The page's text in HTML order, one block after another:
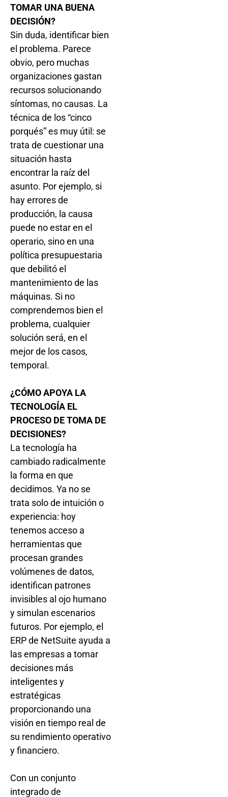
TOMAR UNA BUENA
DECISIÓN?
Sin duda, identificar bien
el problema. Parece
obvio, pero muchas
organizaciones gastan
recursos solucionando
síntomas, no causas. La
técnica de los “cinco
porqués” es muy útil: se
trata de cuestionar una
situación hasta
encontrar la raíz del
asunto. Por ejemplo, si
hay errores de
producción, la causa
puede no estar en el
operario, sino en una
política presupuestaria
que debilitó el
mantenimiento de las
máquinas. Si no
comprendemos bien el
problema, cualquier
solución será, en el
mejor de los casos,
temporal.
¿CÓMO APOYA LA
TECNOLOGÍA EL
PROCESO DE TOMA DE
DECISIONES?
La tecnología ha
cambiado radicalmente
la forma en que
decidimos. Ya no se
trata solo de intuición o
experiencia: hoy
tenemos acceso a
herramientas que
procesan grandes
volúmenes de datos,
identifican patrones
invisibles al ojo humano
y simulan escenarios
futuros. Por ejemplo, el
ERP de NetSuite ayuda a
las empresas a tomar
decisiones más
inteligentes y
estratégicas
proporcionando una
visión en tiempo real de
su rendimiento operativo
y financiero.
Con un conjunto
integrado de